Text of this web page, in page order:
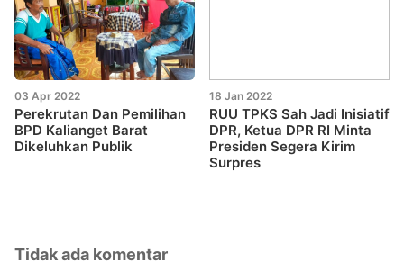
03 Apr 2022
Perekrutan Dan Pemilihan
BPD Kalianget Barat
Dikeluhkan Publik
18 Jan 2022
RUU TPKS Sah Jadi Inisiatif
DPR, Ketua DPR RI Minta
Presiden Segera Kirim
Surpres
Tidak ada komentar